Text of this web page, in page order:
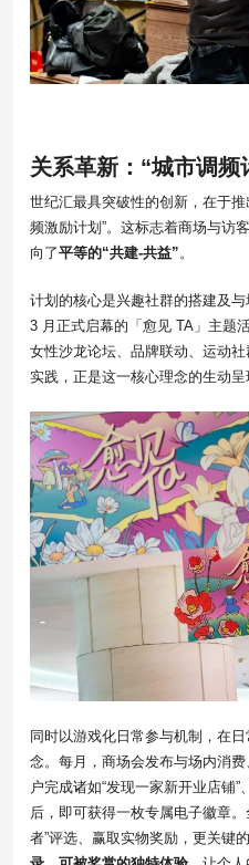
关系革新：“城市调
世纪汇最具突破性的创新，在于
频激励计划”。这标志着商场与访
向了平等的“共建-共益” 。
计划的核心是兴趣社群的搭建及
3 月正式启幕的「愈见 TA」主题
女性沙龙论坛、品牌联动、运动
实践，正是这一核心理念的生动呈
同时以游戏化日常参与机制，在
念。每月，商场会发布与场内消
户完成诸如“发现一家新开业店铺”
后，即可获得一枚专属电子徽章
者”评选、赢取实物奖励，更关键